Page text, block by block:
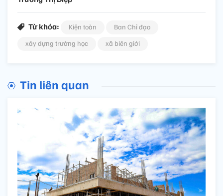
Từ khóa: Kiện toàn
Ban Chỉ đạo
xây dựng trường học
xã biên giới
Tin liên quan